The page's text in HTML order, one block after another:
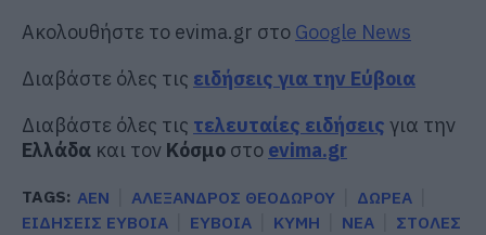
Ακολουθήστε το evima.gr στο Google News
Διαβάστε όλες τις ειδήσεις για την Εύβοια
Διαβάστε όλες τις τελευταίες ειδήσεις για την
Ελλάδα και τον Κόσμο στο evima.gr
TAGS: ΑΕΝ ΑΛΕΞΑΝΔΡΟΣ ΘΕΟΔΩΡΟΥ
ΔΩΡΕΑ
ΕΙΔΗΣΕΙΣ ΕΥΒΟΙΑ
ΕΥΒΟΙΑ ΚΥΜΗ ΝΕΑ ΣΤΟΛΕΣ